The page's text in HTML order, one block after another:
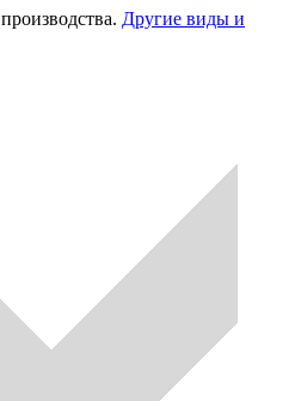
Другие виды и